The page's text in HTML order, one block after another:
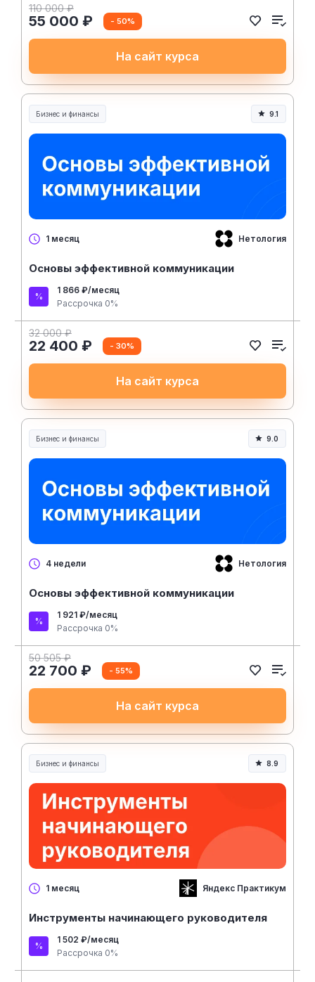
110 000 ₽
55 000 ₽ - 50%
На сайт курса
Бизнес и финансы 9.1
1 месяц Нетология
Основы эффективной коммуникации
1 866 ₽/месяц
Рассрочка 0%
32 000 ₽
22 400 ₽ - 30%
На сайт курса
Бизнес и финансы 9.0
4 недели Нетология
Основы эффективной коммуникации
1 921 ₽/месяц
Рассрочка 0%
50 505 ₽
22 700 ₽ - 55%
На сайт курса
Бизнес и финансы 8.9
1 месяц Яндекс Практикум
Инструменты начинающего руководителя
1 502 ₽/месяц
Рассрочка 0%